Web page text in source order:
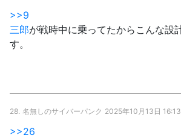
>>9
三郎が戦時中に乗ってたからこんな設
す。
28. 名無しのサイバーパンク 2025年10月13日 16:13
>>26